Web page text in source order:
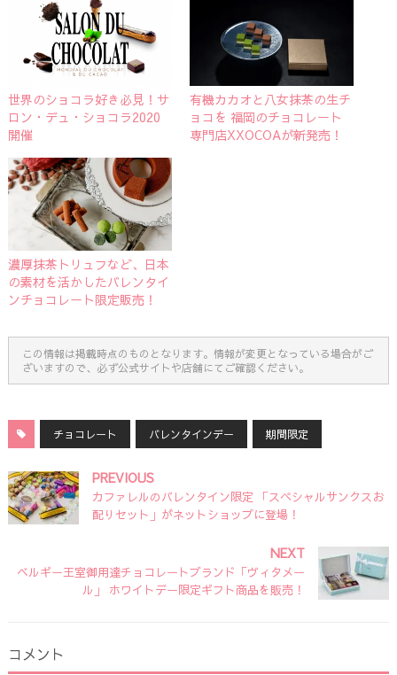
世界のショコラ好き必見！サ
ロン・デュ・ショコラ2020
開催
有機カカオと八女抹茶の生チ
ョコを 福岡のチョコレート
専門店XXOCOAが新発売！
濃厚抹茶トリュフなど、日本
の素材を活かしたバレンタイ
ンチョコレート限定販売！
この情報は掲載時点のものとなります。情報が変更となっている場合がご
ざいますので、必ず公式サイトや店舗にてご確認ください。
チョコレート バレンタインデー 期間限定
PREVIOUS
カファレルのバレンタイン限定 「スペシャルサンクスお
配りセット」がネットショップに登場！
NEXT
ベルギー王室御用達チョコレートブランド「ヴィタメー
ル」 ホワイトデー限定ギフト商品を販売！
コメント